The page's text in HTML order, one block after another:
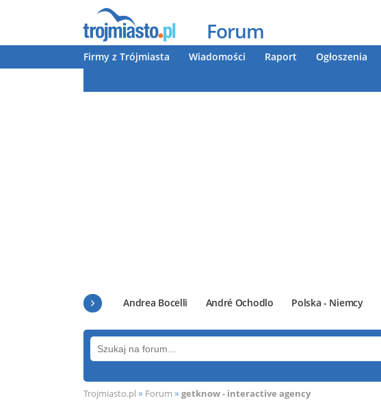
Forum
Firmy z Trójmiasta Wiadomości Raport Ogłoszenia
Andrea Bocelli André Ochodlo Polska - Niemcy
Trojmiasto.pl » Forum » getknow - interactive agency